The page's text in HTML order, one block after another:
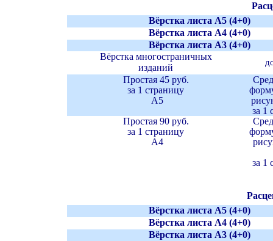
Вёрстка листа А5 (4+0)
Вёрстка листа А4 (4+0)
Вёрстка листа А3 (4+0)
Вёрстка многостраничных
изданий
Простая 45 руб.
за 1 страницу
А5
за 1
Простая 90руб.
за 1 страницу
А4
за 1
Вёрстка листа А5 (4+0)
Вёрстка листа А4 (4+0)
Вёрстка листа А3 (4+0)